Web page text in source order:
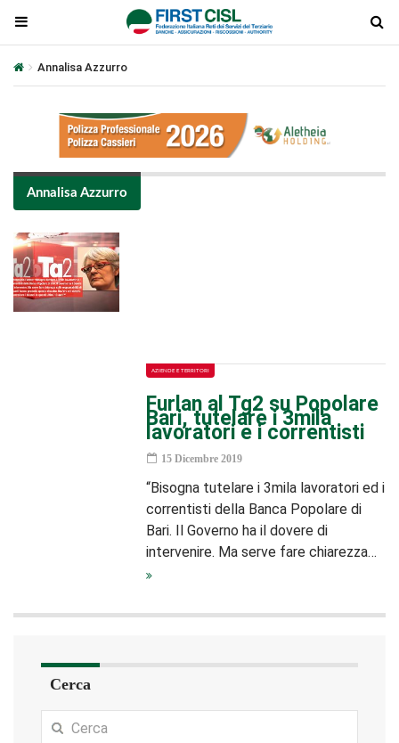
Annalisa Azzurro
Annalisa Azzurro
AZIENDE E TERRITORI
Furlan al Tg2 su Popolare
Bari, tutelare i 3mila
lavoratori e i correntisti
15 Dicembre 2019
“Bisogna tutelare i 3mila lavoratori ed i
correntisti della Banca Popolare di
Bari. Il Governo ha il dovere di
intervenire. Ma serve fare chiarezza…
Cerca